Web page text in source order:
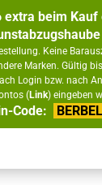
extra beim Kauf
Keine
Marken. Gültig
Login bzw. nach
(Link) eingeben
Code: